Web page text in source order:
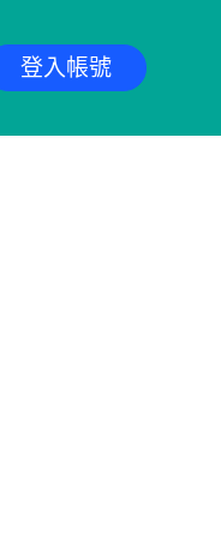
登入帳號